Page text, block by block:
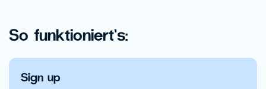
So funktioniert’s:
Sign up